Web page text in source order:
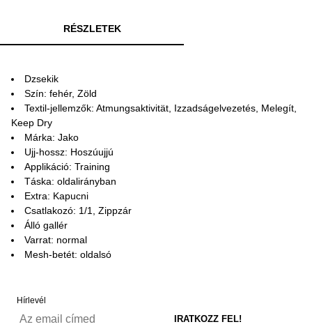
RÉSZLETEK
Dzsekik
Szín: fehér, Zöld
Textil-jellemzők: Atmungsaktivität, Izzadságelvezetés, Melegít,
Keep Dry
Márka: Jako
Ujj-hossz: Hoszúujjú
Applikáció: Training
Táska: oldalirányban
Extra: Kapucni
Csatlakozó: 1/1, Zippzár
Álló gallér
Varrat: normal
Mesh-betét: oldalsó
Hírlevél